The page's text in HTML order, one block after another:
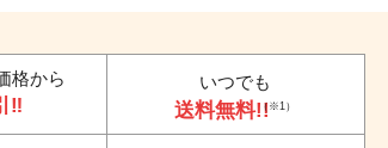
格から
‼
いつでも
送料無料!!（※1）